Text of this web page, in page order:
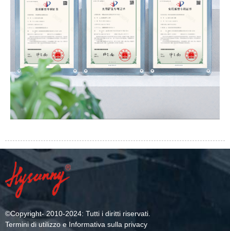
©Copyright- 2010-2024: Tutti i diritti riservati.
Termini di utilizzo e Informativa sulla privacy